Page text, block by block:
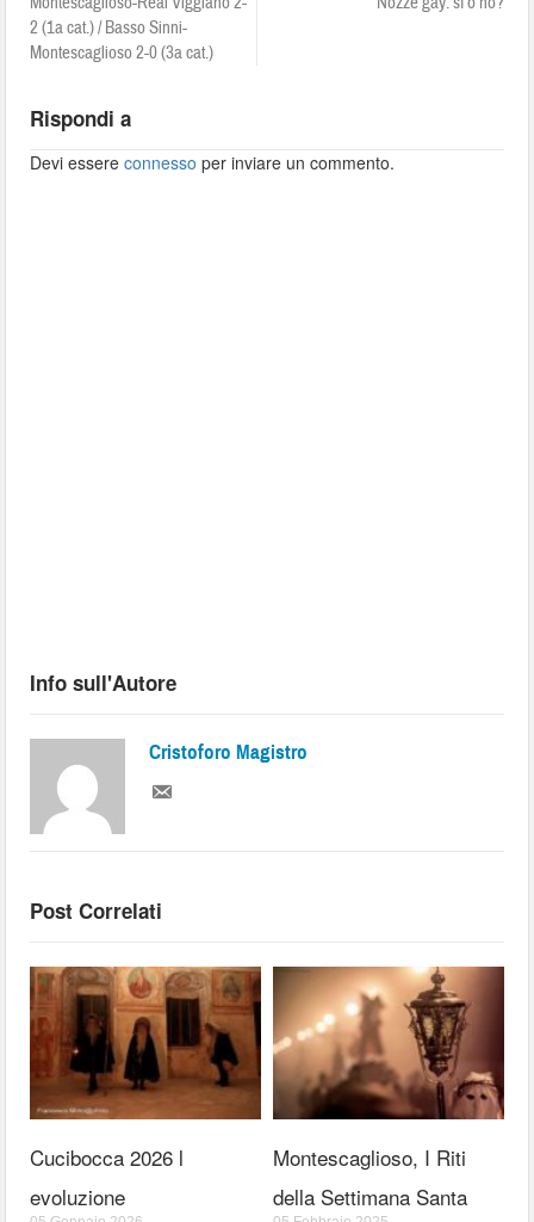
2 (1a cat.) / Basso Sinni-
Montescaglioso 2-0 (3a cat.)
Rispondi a
Devi essereconnesso per inviare un commento.
Info sull'Autore
Cristoforo Magistro
Post Correlati
Cucibocca 2026 l
evoluzione
Montescaglioso, I Riti
della Settimana Santa